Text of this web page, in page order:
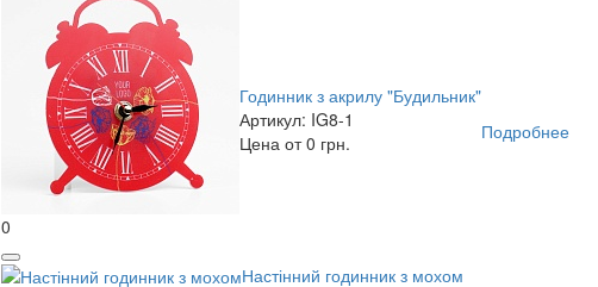
0
Годинник з акрилу "Будильник"
Артикул: IG8-1
Цена от 0 грн.
Подробнее
Настінний годинник з мохом